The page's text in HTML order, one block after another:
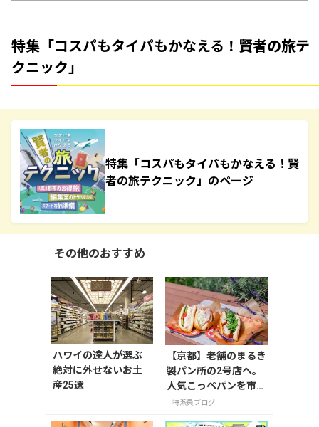
特集「コスパもタイパもかなえる！賢者の旅テ
クニック」
特集「コスパもタイパもかなえる！賢
者の旅テクニック」のページ
その他のおすすめ
ハワイの達人が選ぶ
絶対に外せないお土
産25選
【京都】老舗のまるき
製パン所の2号店へ。
人気こっぺパンを市役
所で味わう
特派員ブログ